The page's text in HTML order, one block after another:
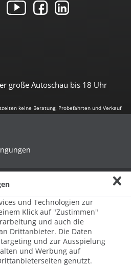
große Autoschau bis 18 Uhr
keine Beratung, Probefahrten und Verkauf
Deutschland
und Technologien zur
Klick auf "Zustimmen"
und auch die
Drittanbieter. Die Daten
und zur Ausspielung
und Werbung auf
genutzt.